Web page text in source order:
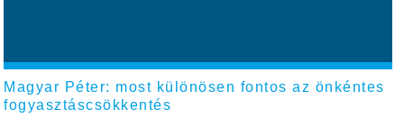
Magyar Péter: most különösen fontos az önkéntes
fogyasztáscsökkentés